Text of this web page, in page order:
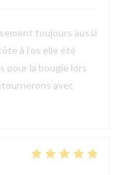
toujours aussi
à l’os elle été
pour la bougie lors
avec